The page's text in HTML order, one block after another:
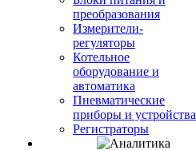
преобразования
Измерители-
регуляторы
Котельное
оборудование и
автоматика
Пневматические
приборы и устройства
Регистраторы